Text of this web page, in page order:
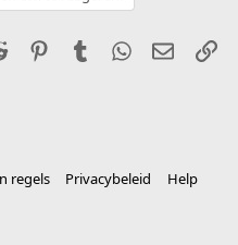
Reddit PinterestTumblr WhatsApp
E-mail
regels Privacybeleid
Help